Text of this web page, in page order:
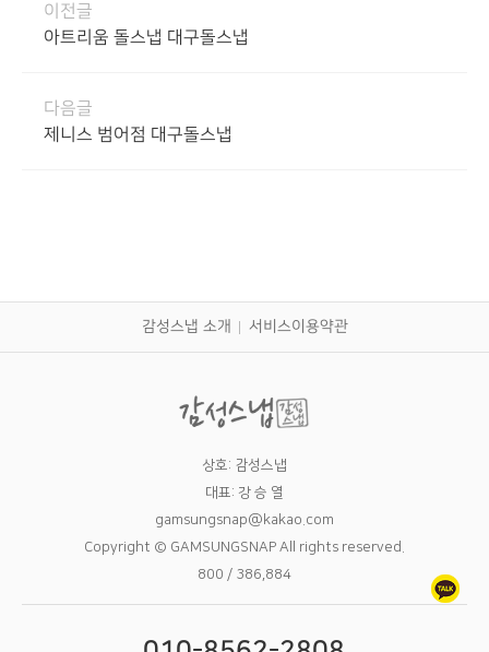
이전글
아트리움 돌스냅 대구돌스냅
다음글
제니스 범어점 대구돌스냅
감성스냅 소개 서비스이용약관
상호: 감성스냅
대표: 강 승 열
gamsungsnap@kakao.com
Copyright © GAMSUNGSNAP All rights reserved.
800 / 386,884